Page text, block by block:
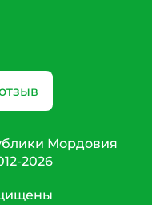
Мордовия
2026